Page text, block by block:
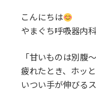
こんにちは
やまぐち呼吸器内
「甘いものは別腹〜
疲れたとき、ホッ
いつい手が伸びる